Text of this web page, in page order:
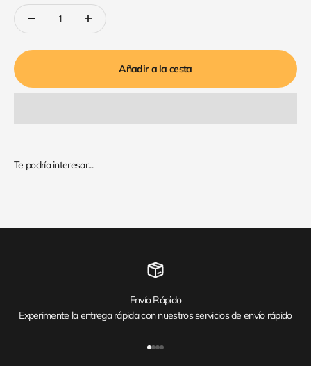
Añadir a la cesta
Envío Rápido
Experimente la entrega rápida con nuestros servicios de envío rápido